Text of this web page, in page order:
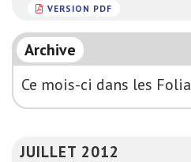
VERSION PDF
Archive
Ce mois-ci dans les Folia
JUILLET 2012